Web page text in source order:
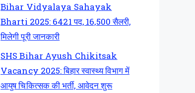
Bihar Vidyalaya Sahayak
Bharti 2025: 6421 पद, 16,500 सैलरी,
मिलेगी पूरी जानकारी
SHS Bihar Ayush Chikitsak
Vacancy 2025: बिहार स्वास्थ्य विभाग में
आयुष चिकित्सक की भर्ती, आवेदन शुरू